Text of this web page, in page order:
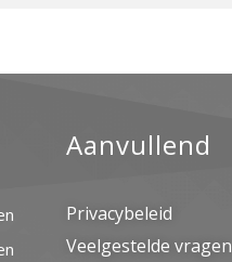
Aanvullend
Privacybeleid
Veelgestelde vragen